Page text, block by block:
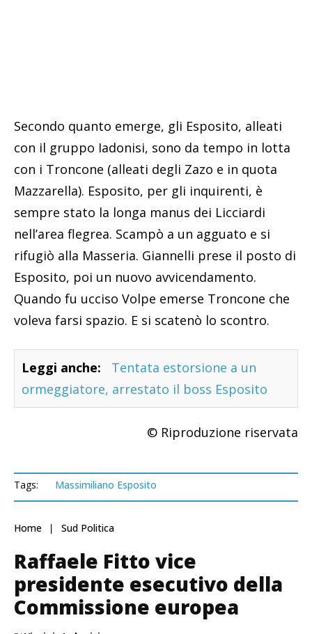
Secondo quanto emerge, gli Esposito, alleati
con il gruppo Iadonisi, sono da tempo in lotta
con i Troncone (alleati degli Zazo e in quota
Mazzarella). Esposito, per gli inquirenti, è
sempre stato la longa manus dei Licciardi
nell’area flegrea. Scampò a un agguato e si
rifugiò alla Masseria. Giannelli prese il posto di
Esposito, poi un nuovo avvicendamento.
Quando fu ucciso Volpe emerse Troncone che
voleva farsi spazio. E si scatenò lo scontro.
Leggi anche:
Tentata estorsione a un
ormeggiatore, arrestato il boss Esposito
© Riproduzione riservata
Tags: Massimiliano Esposito
Home Sud Politica
Raffaele Fitto vice
presidente esecutivo della
Commissione europea